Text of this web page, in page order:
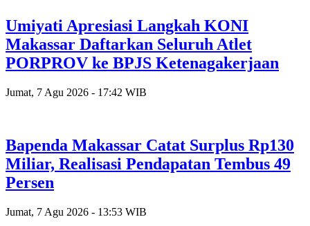
Umiyati Apresiasi Langkah KONI
Makassar Daftarkan Seluruh Atlet
PORPROV ke BPJS Ketenagakerjaan
Jumat, 7 Agu 2026 - 17:42 WIB
Bapenda Makassar Catat Surplus Rp130
Miliar, Realisasi Pendapatan Tembus 49
Persen
Jumat, 7 Agu 2026 - 13:53 WIB